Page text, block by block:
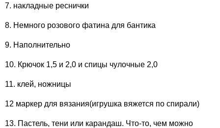
7. накладные реснички
8. Немного розового фатина для бантика
9. Наполнительно
10. Крючок 1,5 и 2,0 и спицы чулочные 2,0
11. клей, ножницы
12 маркер для вязания(игрушка вяжется по спирали)
13. Пастель, тени или карандаш. Что-то, чем можно